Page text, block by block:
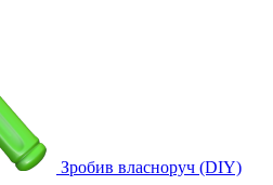
Зробив власноруч (DIY)